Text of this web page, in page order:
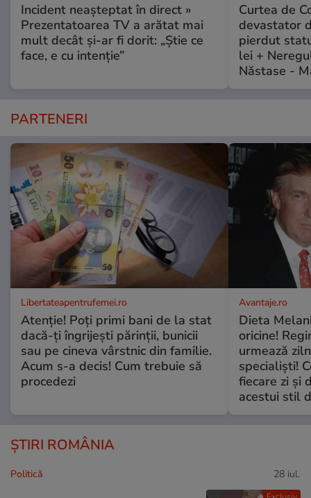
Incident neașteptat în direct »
Prezentatoarea TV a arătat mai
mult decât și-ar fi dorit: „Știe ce
face, e cu intenție”
Curtea de
devastator
pierdut
lei +
Năstase -
PARTENERI
Libertateapentrufemei.ro
Atenție! Poți primi bani de la stat
dacă-ți îngrijești părinții, bunicii
sau pe cineva vârstnic din familie.
Acum s-a decis! Cum trebuie să
procedezi
Avantaje.ro
Dieta
oricine!
urmează
specialiști!
fiecare zi și
acestui stil
ȘTIRI ROMÂNIA
Politică 28 iul.